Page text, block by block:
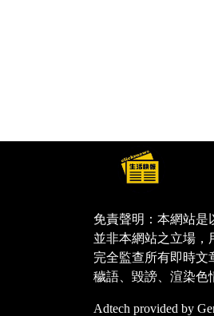
免責聲明：本網站是
並非本網站之立場，
完全監查所有即時文
穢語、毀謗、渲染色
Adtech provided by